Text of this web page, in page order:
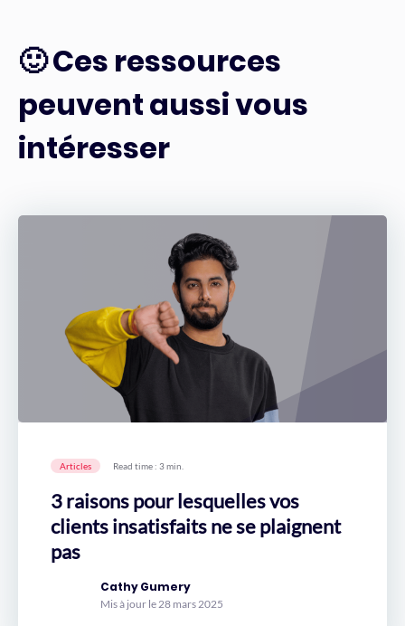
🙂 Ces ressources
peuvent aussi vous
intéresser
Articles Read time : 3 min.
3 raisons pour lesquelles vos
clients insatisfaits ne se plaignent
pas
Cathy Gumery
Mis à jour le 28 mars 2025